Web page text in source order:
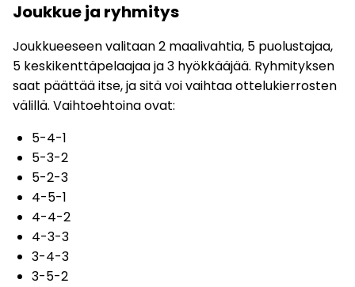
Joukkueja ryhmitys
Joukkueeseen valitaan 2 maalivahtia, 5 puolustajaa,
5 keskikenttäpelaajaa ja 3 hyökkääjää. Ryhmityksen
saat päättää itse, ja sitä voi vaihtaa ottelukierrosten
välillä. Vaihtoehtoina ovat:
5-4-1
5-3-2
5-2-3
4-5-1
4-4-2
4-3-3
3-4-3
3-5-2